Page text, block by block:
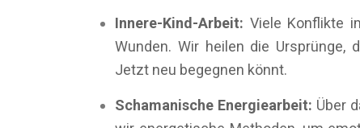
Innere-Kind-Arbeit: Viele Konflikte
Wunden. Wir heilen die Ursprünge,
Jetzt neu begegnen könnt.
Schamanische Energiearbeit: Über